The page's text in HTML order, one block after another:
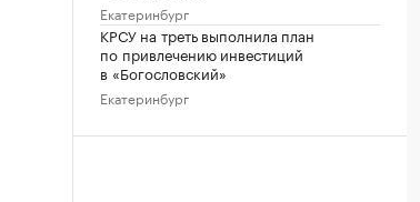
Екатеринбург
КРСУ на треть выполнила план
по привлечению инвестиций
в «Богословский»
Екатеринбург